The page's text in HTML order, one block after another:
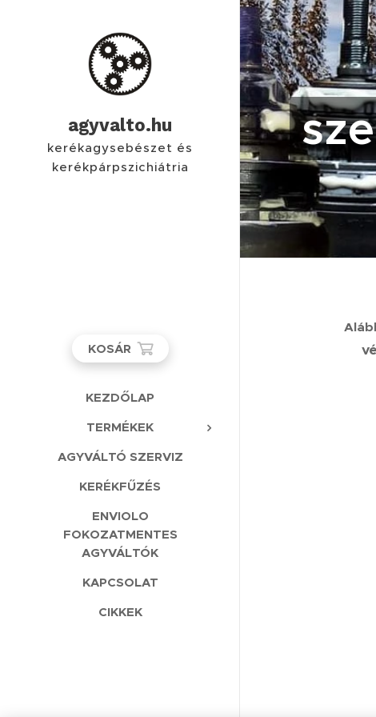
agyvalto.hu
kerékagysebészet és
kerékpárpszichiátria
KOSÁR
KEZDŐLAP
TERMÉKEK
AGYVÁLTÓ SZERVIZ
KERÉKFŰZÉS
ENVIOLO
FOKOZATMENTES
AGYVÁLTÓK
KAPCSOLAT
CIKKEK